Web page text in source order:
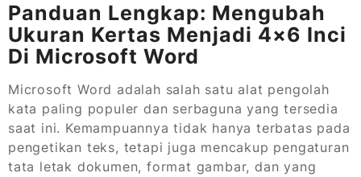
Panduan Lengkap: Mengubah
Ukuran Kertas Menjadi 4×6 Inci
Di Microsoft Word
Microsoft Word adalah salah satu alat pengolah
kata paling populer dan serbaguna yang tersedia
saat ini. Kemampuannya tidak hanya terbatas pada
pengetikan teks, tetapi juga mencakup pengaturan
tata letak dokumen, format gambar, dan yang